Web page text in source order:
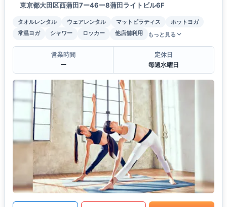
東京都大田区西蒲田7ー46ー8蒲田ライトビル6F
タオルレンタル ウェアレンタル マットピラティス
ホットヨガ
常温ヨガ
シャワー ロッカー 他店舗利用 もっと見る
営業時間
ー
定休日
毎週水曜日